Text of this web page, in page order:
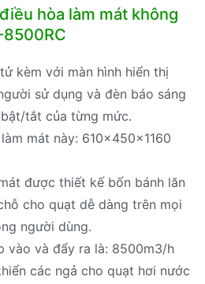
hòa làm mát không
8500RC
kèm với màn hình hiển thị
sử dụng và đèn báo sáng
tắt của từng mức.
mát này: 610x450x1160
được thiết kế bốn bánh lăn
cho quạt dễ dàng trên mọi
người dùng.
vào và đẩy ra là: 8500m3/h
các ngả cho quạt hơi nước